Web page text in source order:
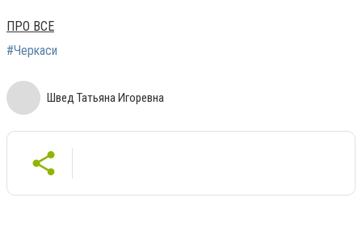
ПРО ВСЕ
#Черкаси
Швед Татьяна Игоревна